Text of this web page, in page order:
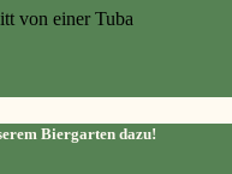
Biergarten dazu!